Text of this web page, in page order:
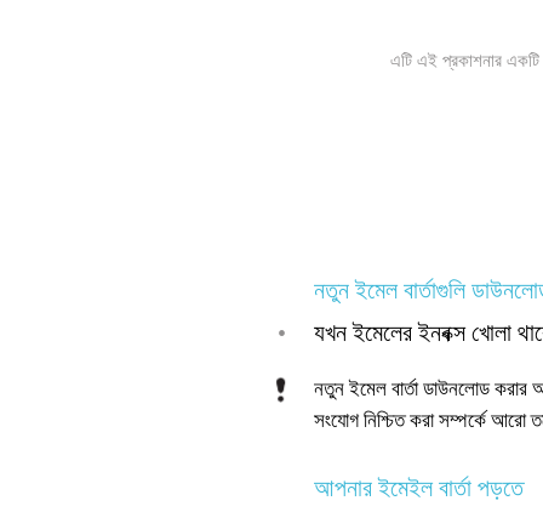
এটি এই প্রকাশনার
নতুন ইমেল বার্তাগুলি
•
যখন ইমেলের ইনবক্স খোলা
নতুন ইমেল বার্তা ডাউনলোড
সংযোগ নিশ্চিত করা সম্পর্কে আরো
আপনার ইমেইল বার্তা পড়তে